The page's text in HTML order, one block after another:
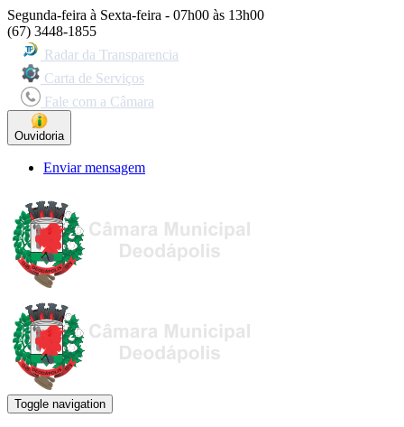
Segunda-feira à Sexta-feira - 07h00 às 13h00
(67) 3448-1855
Radar da Transparencia
Carta de Serviços
Fale com a Câmara
Ouvidoria
Enviar mensagem
Toggle navigation